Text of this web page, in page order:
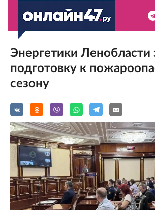
Энергетики Ленобласти
подготовку к
сезону